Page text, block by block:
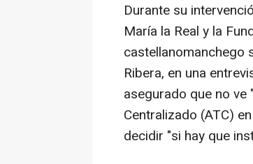
Durante su
María la Real y la
castellanomanchego
Ribera, en una
asegurado que no
Centralizado (ATC)
decidir "si hay que